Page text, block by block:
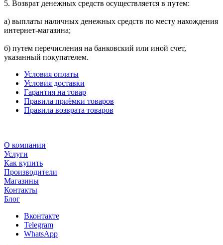
5. Возврат денежных средств осуществляется в путем:
а) выплаты наличных денежных средств по месту нахождения
интернет-магазина;
б) путем перечисления на банковский или иной счет,
указанный покупателем.
Условия оплаты
Условия доставки
Гарантия на товар
Правила приёмки товаров
Правила возврата товаров
О компании
Услуги
Как купить
Производители
Магазины
Контакты
Блог
Вконтакте
Telegram
WhatsApp